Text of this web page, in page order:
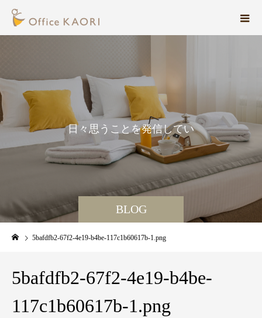
BLOG
日々思うことを発信しています。
5bafdfb2-67f2-4e19-b4be-117c1b60617b-1.png
5bafdfb2-67f2-4e19-b4be-
117c1b60617b-1.png